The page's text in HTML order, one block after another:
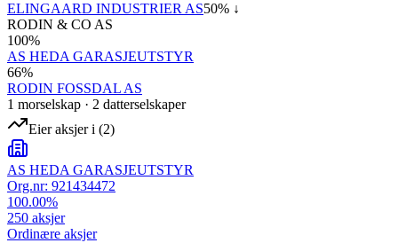
ELINGAARD INDUSTRIER AS50% ↓
RODIN & CO AS
100%
AS HEDA GARASJEUTSTYR
66%
RODIN FOSSDAL AS
1 morselskap · 2 datterselskaper
Eier aksjer i (2)
AS HEDA GARASJEUTSTYR
Org.nr: 921434472
100.00%
250 aksjer
Ordinære aksjer